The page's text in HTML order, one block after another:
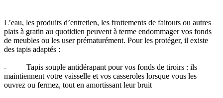
L’eau, les produits d’entretien, les frottements de faitouts ou autres
plats à gratin au quotidien peuvent à terme endommager vos fonds
de meubles ou les user prématurément. Pour les protéger, il existe
des tapis adaptés :
- Tapis souple antidérapant pour vos fonds de tiroirs : ils
maintiennent votre vaisselle et vos casseroles lorsque vous les
ouvrez ou fermez, tout en amortissant leur bruit